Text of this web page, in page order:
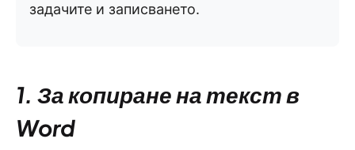
задачите и записването.
1. За копиране на текст в
Word